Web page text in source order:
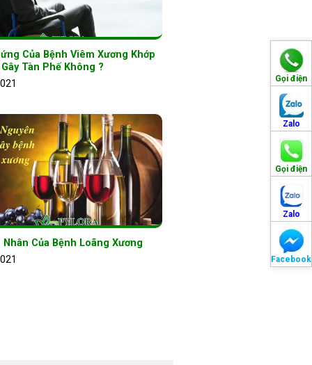
Gọi điện
Zalo
Gọi điện
Zalo
Facebook
Của Bệnh Viêm Xương Khớp
Tàn Phế Không ?
Nhân Của Bệnh Loãng Xương